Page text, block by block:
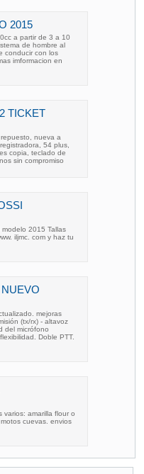
2015
a partir de 3 a 10
de hombre al
conducir con los
imformacion en
TICKET
nueva a
54 plus,
copia, teclado de
sin compromiso
2015 Tallas
iljmc. com y haz tu
mejoras
(tx/rx) - altavoz
del micrófono
Doble PTT.
varios: amarilla flour o
cuevas. envios